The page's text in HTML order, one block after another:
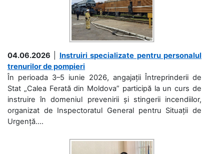
04.06.2026
Instruiri specializate pentru personalul
trenurilor de pompieri
În perioada 3–5 iunie 2026, angajații Întreprinderii de
Stat „Calea Ferată din Moldova” participă la un curs de
instruire în domeniul prevenirii și stingerii incendiilor,
organizat de Inspectoratul General pentru Situații de
Urgență....